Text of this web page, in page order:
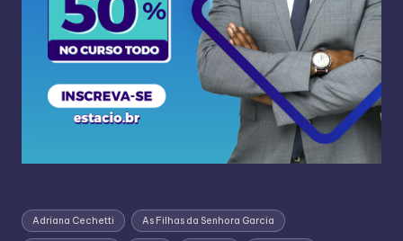
Adriana Cechetti As Filhas da Senhora Garcia